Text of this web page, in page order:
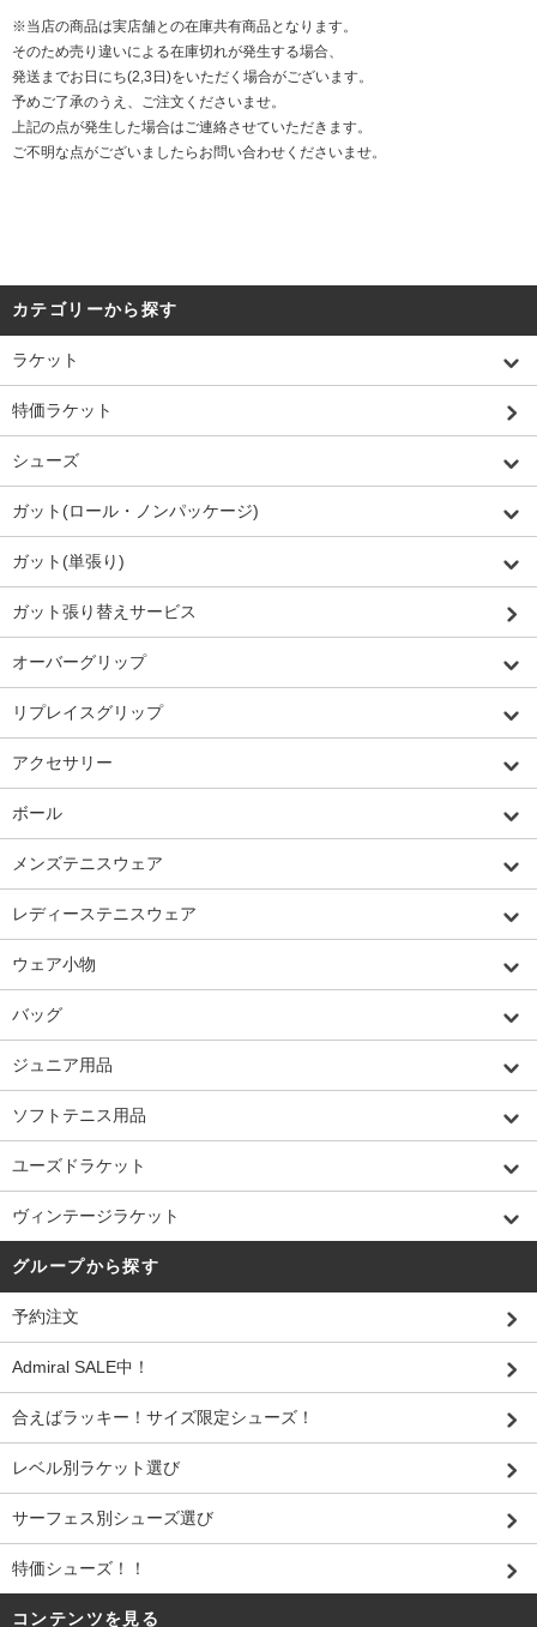
※当店の商品は実店舗との在庫共有商品となります。
そのため売り違いによる在庫切れが発生する場合、
発送までお日にち(2,3日)をいただく場合がございます。
予めご了承のうえ、ご注文くださいませ。
上記の点が発生した場合はご連絡させていただきます。
ご不明な点がございましたらお問い合わせくださいませ。
カテゴリーから探す
ラケット
特価ラケット
シューズ
ガット(ロール・ノンパッケージ)
ガット(単張り)
ガット張り替えサービス
オーバーグリップ
リプレイスグリップ
アクセサリー
ボール
メンズテニスウェア
レディーステニスウェア
ウェア小物
バッグ
ジュニア用品
ソフトテニス用品
ユーズドラケット
ヴィンテージラケット
グループから探す
予約注文
Admiral SALE中！
合えばラッキー！サイズ限定シューズ！
レベル別ラケット選び
サーフェス別シューズ選び
特価シューズ！！
コンテンツを見る